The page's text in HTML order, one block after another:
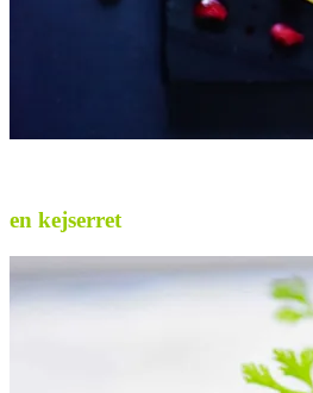
en kejserret